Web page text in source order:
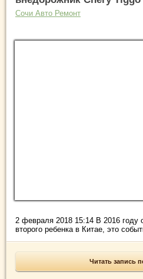
Сочи Авто Ремонт
2 февраля 2018 15:14 В 2016 году
второго ребенка в Китае, это
Читать запись